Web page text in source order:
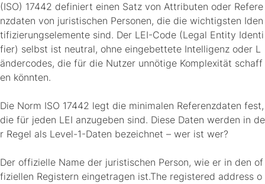
(ISO) 17442 definiert einen Satz von Attributen oder Refere
nzdaten von juristischen Personen, die die wichtigsten Iden
tifizierungselemente sind. Der LEI-Code (Legal Entity Identi
fier) selbst ist neutral, ohne eingebettete Intelligenz oder L
ändercodes, die für die Nutzer unnötige Komplexität schaff
en könnten.
Die Norm ISO 17442 legt die minimalen Referenzdaten fest,
die für jeden LEI anzugeben sind. Diese Daten werden in de
r Regel als Level-1-Daten bezeichnet – wer ist wer?
Der offizielle Name der juristischen Person, wie er in den of
fiziellen Registern eingetragen ist.The registered address o